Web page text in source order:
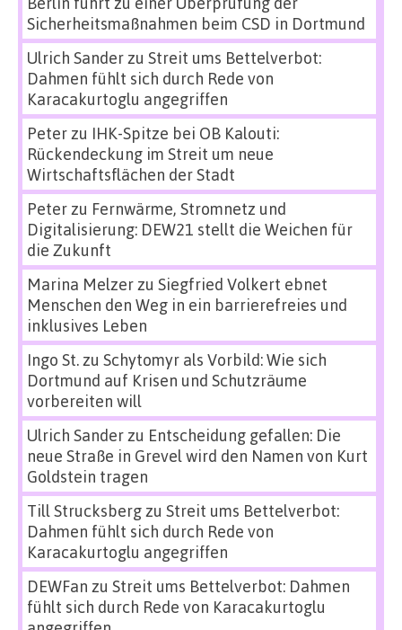
Sicherheitsmaßnahmen beim CSD in Dortmund
Ulrich Sanderzu Streit ums Bettelverbot:
Dahmen fühlt sich durch Rede von
Karacakurtoglu angegriffen
Peterzu IHK-Spitze bei OB Kalouti:
Rückendeckung im Streit um neue
Wirtschaftsflächen der Stadt
Peterzu Fernwärme, Stromnetz und
Digitalisierung: DEW21 stellt die Weichen für
die Zukunft
Marina Melzerzu Siegfried Volkert ebnet
Menschen den Weg in ein barrierefreies und
inklusives Leben
Ingo St.zu Schytomyr als Vorbild: Wie sich
Dortmund auf Krisen und Schutzräume
vorbereiten will
Ulrich Sanderzu Entscheidung gefallen: Die
neue Straße in Grevel wird den Namen von Kurt
Goldstein tragen
Till Strucksbergzu Streit ums Bettelverbot:
Dahmen fühlt sich durch Rede von
Karacakurtoglu angegriffen
DEWFan zu Streit ums Bettelverbot: Dahmen
fühlt sich durch Rede von Karacakurtoglu